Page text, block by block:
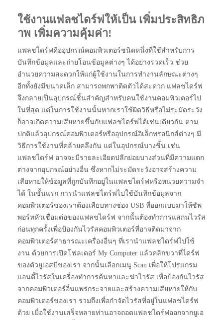
ใช้งานแฟลชไดร์ฟให้เป็น เพิ่มประสิทธิภ
าพ เพิ่มความคุ้มค่า!
แฟลชไดร์ฟคืออุปกรณ์คอมพิวเตอร์ชนิดหนึ่งที่ใช้สำหรับการ
บันทึกข้อมูลและถ่ายโอนข้อมูลต่างๆ ได้อย่างรวดเร็ว ช่วย
อำนวยความสะดวกให้แก่ผู้ใช้งานในการทำงานลักษณะต่างๆ
อีกทั้งยังมีขนาดเล็ก สามารถพกพาติดตัวได้สะดวก แฟลชไดร์ฟ
จึงกลายเป็นอุปกรณ์ชิ้นสำคัญสำหรับคนใช้งานคอมพิวเตอร์ไป
ในที่สุด แต่ในการใช้งานนั้นหากเราใช้ผิดวิธีหรือไม่ระมัดระวัง
ก็อาจเกิดความเสียหายขึ้นกับแฟลชไดร์ฟได้เช่นเดียวกัน ตาม
ปกติแล้วอุปกรณ์คอมพิวเตอร์หรืออุปกรณ์อิเล็กทรอนิกส์ต่างๆ มี
วิธีการใช้งานที่คล้ายคลึงกัน แต่ในอุปกรณ์บางชิ้น เช่น
แฟลชไดร์ฟ อาจจะมีรายละเอียดปลีกย่อยบางส่วนที่มีความแตก
ต่างจากอุปกรณ์อย่างอื่น ซึ่งหากไม่ระมัดระวังอาจสร้างความ
เสียหายให้ข้อมูลที่ถูกบันทึกอยู่ในแฟลชไดร์ฟหรือหน่วยความจำ
ได้ ในขั้นแรก การนำแฟลชไดร์ฟไปใช้บันทึกข้อมูลจาก
คอมพิวเตอร์ของเราต้องเสียบทางช่อง USB ที่ออกแบบมาให้ซัพ
พอร์ทหัวเชื่อมต่อของแฟลชไดร์ฟ จากนั้นต้องทำการแสกนไวรัส
ก่อนทุกครั้งเพื่อป้องกันไวรัสคอมพิวเตอร์ที่อาจติดมาจาก
คอมพิวเตอร์สาธารณะเครื่องอื่นๆ ที่เรานำแฟลชไดร์ฟไปใช้
งาน ด้วยการเปิดโฟลเดอร์ My Computer แล้วคลิกขวาที่ไดร์ฟ
ของตัวยูเอสบีของเรา จากนั้นเลือกเมนู Scan เพื่อให้โปรแกรม
แอนตี้ไวรัสในเครื่องทำการค้นหาและฆ่าไวรัส เพื่อป้องกันไวรัส
จากคอมพิวเตอร์อื่นแพร่กระจายและสร้างความเสียหายให้กับ
คอมพิวเตอร์ของเรา รวมถึงเพื่อกำจัดไวรัสที่อยู่ในแฟลชไดร์ฟ
ด้วย เมื่อใช้งานเสร็จหลายท่านอาจถอดแฟลชไดร์ฟออกจากยูเอ